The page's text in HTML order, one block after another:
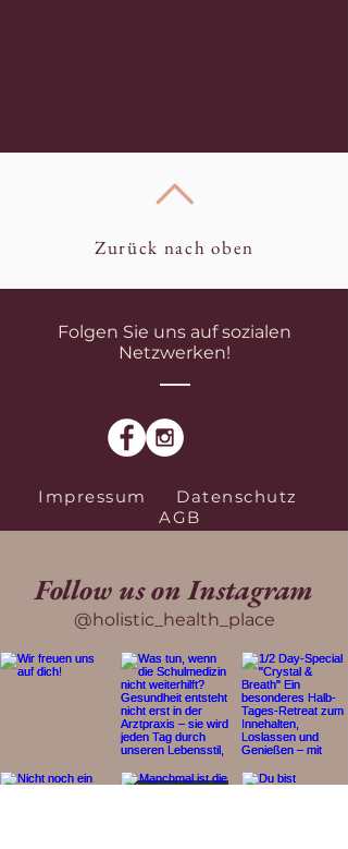
Zurück nach oben
Folgen Sie uns auf sozialen
Netzwerken!
Impressum
Datenschutz
AGB
Follow us on Instagram
@holistic_health_place